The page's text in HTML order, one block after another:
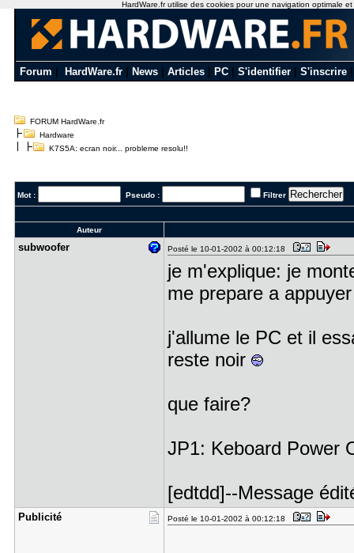
Forum HardWare.fr News Articles PC S'identifier S'inscrire
FORUM HardWare.fr
Hardware
K7S5A: ecran noir... probleme resolu!!
Mot : Pseudo : Filtrer
Auteur
subwoofer Posté le 10-01-2002 à 00:12:18
je m'explique: je
me prepare a
j'allume le PC et il
reste noir
que faire?
JP1: Keboard Power
[edtdd]--Message
Publicité Posté le 10-01-2002 à 00:12:18
HardWare.fr utilise des cookies pour une navigation optimale